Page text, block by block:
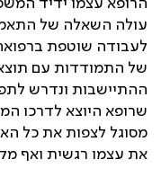
הרופא עצמו ידיד
עולה השאלה של
לעבודה שוטפת
של התמודדות עם
ההתיישבות ונדרש
שרופא היוצא לדרכו
מסוגל לצפות את כל
את עצמו רגשית ואף